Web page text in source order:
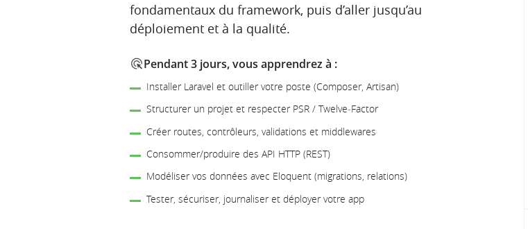
fondamentaux du framework, puis d’aller jusqu’au
déploiement et à la qualité.
Pendant 3 jours, vous apprendrez à :
Installer Laravel et outiller votre poste (Composer, Artisan)
Structurer un projet et respecter PSR / Twelve‑Factor
Créer routes, contrôleurs, validations et middlewares
Consommer/produire des API HTTP (REST)
Modéliser vos données avec Eloquent (migrations, relations)
Tester, sécuriser, journaliser et déployer votre app